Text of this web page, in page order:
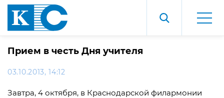
Прием в честь Дня учителя
03.10.2013, 14:12
Завтра, 4 октября, в Краснодарской филармонии